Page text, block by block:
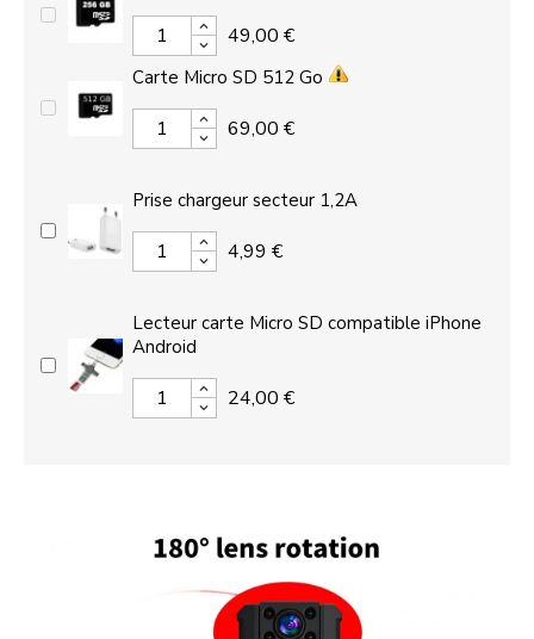
49,00 €
Carte Micro SD 512 Go
69,00 €
Prise chargeur secteur 1,2A
4,99 €
Lecteur carte Micro SD compatible iPhone
Android
24,00 €